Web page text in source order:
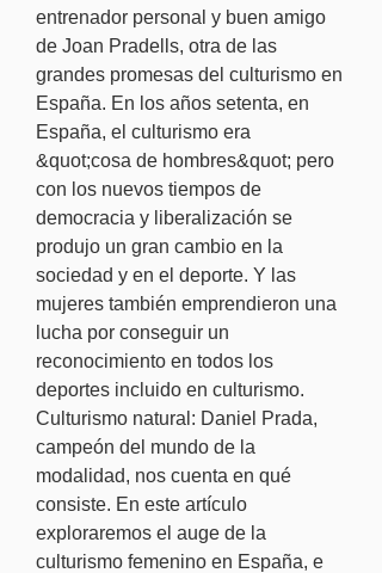
entrenador personal y buen amigo
de Joan Pradells, otra de las
grandes promesas del culturismo en
España. En los años setenta, en
España, el culturismo era
&quot;cosa de hombres&quot; pero
con los nuevos tiempos de
democracia y liberalización se
produjo un gran cambio en la
sociedad y en el deporte. Y las
mujeres también emprendieron una
lucha por conseguir un
reconocimiento en todos los
deportes incluido en culturismo.
Culturismo natural: Daniel Prada,
campeón del mundo de la
modalidad, nos cuenta en qué
consiste. En este artículo
exploraremos el auge de la
culturismo femenino en España, e